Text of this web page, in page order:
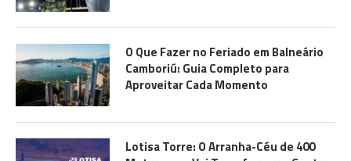
O Que Fazer no Feriado em Balneário
Camboriú: Guia Completo para
Aproveitar Cada Momento
Lotisa Torre: O Arranha-Céu de 400